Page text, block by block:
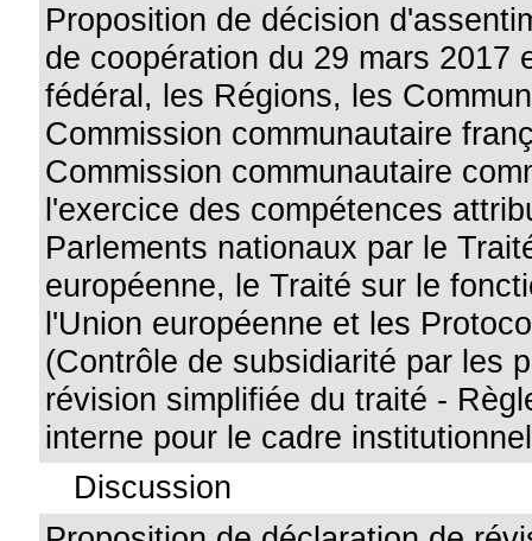
Proposition de décision
de coopération du 29 mars 2017
fédéral, les Régions, les
Commission communautaire
Commission communautaire
l'exercice des compétences
Parlements nationaux par le
européenne, le Traité sur le
l'Union européenne et les
(Contrôle de subsidiarité par les
révision simplifiée du traité -
interne pour le cadre
Discussion